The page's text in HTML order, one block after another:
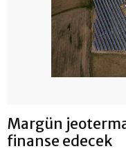
Margün
finanse edecek